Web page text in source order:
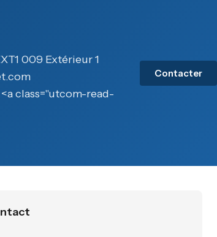
009 Extérieur 1
class="utcom-read-
Contacter